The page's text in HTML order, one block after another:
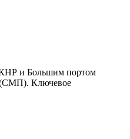
КНР и Большим портом
(СМП). Ключевое